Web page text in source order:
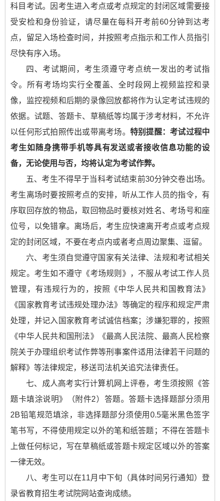
科目考试。因考生进入考点或考点规定的封闭区域需要接
受安检和身份验证，请尽量在每科开考前60分钟到达考
点，留足入场检查时间，并按照考点指示和工作人员指引
尽快有序入场。
四、考试期间，考生须遵守考点统一发出的考试指
令。所有考场均实行全覆盖、全时段网上视频监控和录
像，监控视频和后期的录像回放都将作为认定考试违规的
依据。试题、答题卡、草稿纸等均属于涉考材料，不允许
以任何形式拍照传出或带离考场。 特别提醒：考试过程中
考生如随身携带手机等具有发送或者接收信息功能的设
备，无论使用与否，均将认定为考试作弊。
五、考生不得早于当科考试结束前30分钟交卷出场。
考生离场时要按照考点的安排，听从工作人员的指令，有
序取回存放的物品，取回物品时要核对姓名、考场号和座
位号，以免错拿。离场后，考生应快速离开考点或考点规
定的封闭区域，不要在考点内或者考点周边聚集、逗留。
六、考生须自觉遵守国家有关法律、法规和考试相关
规定。考生如不遵守《考场规则》，不服从考试工作人员
管理，有违规行为的，按照《中华人民共和国教育法》
《国家教育考试违规处理办法》等确定的程序和规定严肃
处理，并记入国家教育考试诚信档案；涉嫌犯罪的，按照
《中华人民共和国刑法》《最高人民法院、最高人民检察
院关于办理组织考试作弊等刑事案件适用法律若干问题的
解释》等法律规定，移送司法机关追究法律责任。
七、成人高考实行计算机网上评卷，考生须按照《答
题卡填涂说明》（附件2）答题。答题卡选择题部分须用
2B铅笔规范填涂，非选择题部分须使用0.5毫米黑色签字
笔书写，不得使用规定以外的笔和纸答题；不得在答题卡
上做任何标记，写在草稿纸或答题卡规定区域以外的答案
一律无效。
八、考生可以在11月中下旬（具体时间另行通知）登
录省教育招生考试院网站查询成绩。